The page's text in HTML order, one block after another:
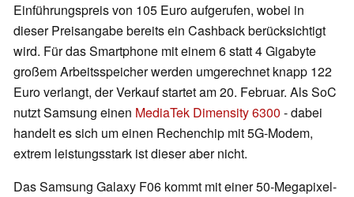
Einführungspreis von 105 Euro aufgerufen, wobei in
dieser Preisangabe bereits ein Cashback berücksichtigt
wird. Für das Smartphone mit einem 6 statt 4 Gigabyte
großem Arbeitsspeicher werden umgerechnet knapp 122
Euro verlangt, der Verkauf startet am 20. Februar. Als SoC
nutzt Samsung einen MediaTek Dimensity 6300 - dabei
handelt es sich um einen Rechenchip mit 5G-Modem,
extrem leistungsstark ist dieser aber nicht.
Das Samsung Galaxy F06 kommt mit einer 50-Megapixel-